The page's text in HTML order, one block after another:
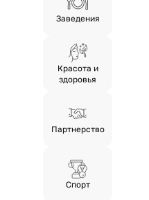
Заведения
Красота и
здоровья
Партнерство
Спорт